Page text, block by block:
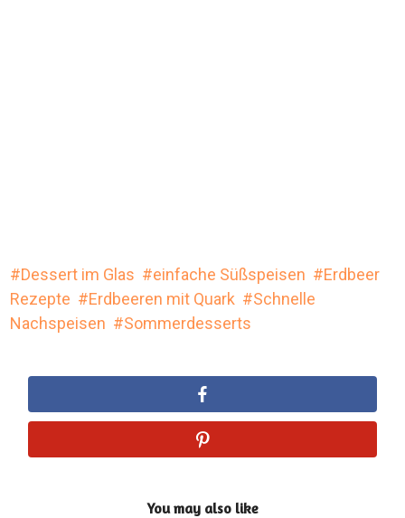
Dessert im Glas einfache Süßspeisen
Erdbeer
Rezepte
Erdbeeren mit Quark
Schnelle
Nachspeisen
Sommerdesserts
You may also like